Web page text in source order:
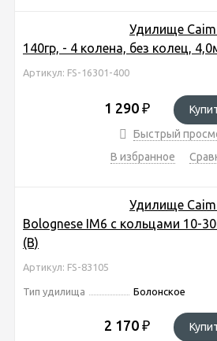
Удилище
140гр, - 4 колена, без колец,
Артикул: FS-16301-400
1 290 ₽
Быстрый
В избранное
Удилище
Bolognese IM6 с кольцами 10-
(В)
Артикул: FS-83105
Тип удилища Болонское
2 170 ₽